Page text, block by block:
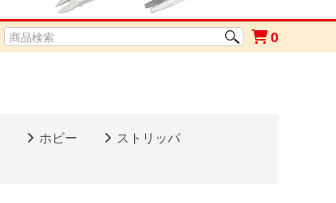
0
ホビー
ストリッパ